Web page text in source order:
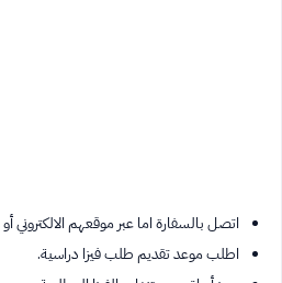
اتصل بالسفارة اما عبر موقعهم الالكتروني
اطلب موعد تقديم طلب فيزا دراسية.